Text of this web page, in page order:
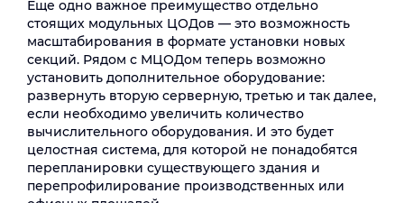
Еще одно важное преимущество отдельно
стоящих модульных ЦОДов — это возможность
масштабирования в формате установки новых
секций. Рядом с МЦОДом теперь возможно
установить дополнительное оборудование:
развернуть вторую серверную, третью и так далее,
если необходимо увеличить количество
вычислительного оборудования. И это будет
целостная система, для которой не понадобятся
перепланировки существующего здания и
перепрофилирование производственных или